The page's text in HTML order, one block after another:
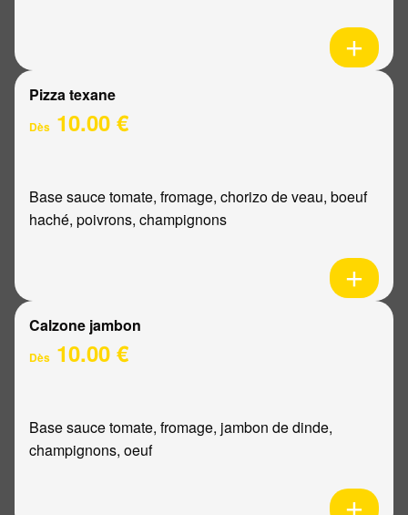
Pizza texane
Dès 10.00 €
Base sauce tomate, fromage, chorizo de veau, boeuf
haché, poivrons, champignons
Calzone jambon
Dès 10.00 €
Base sauce tomate, fromage, jambon de dinde,
champignons, oeuf